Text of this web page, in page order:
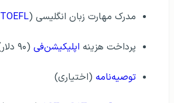
مدرک مهارت زبان انگلیسی (TOEFL
پرداخت هزینه اپلیکیشن‌فی (۹۰ دلار)
توصیه‌نامه (اختیاری)